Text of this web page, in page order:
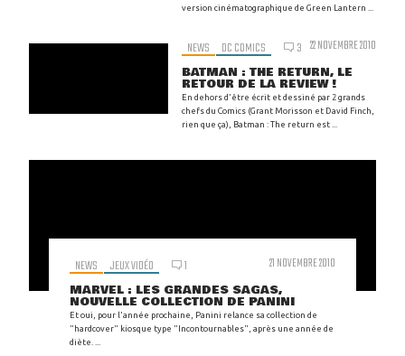
version cinématographique de Green Lantern ...
NEWS DC COMICS 3 22 NOVEMBRE 2010
BATMAN : THE RETURN, LE
RETOUR DE LA REVIEW !
En dehors d'être écrit et dessiné par 2 grands
chefs du Comics (Grant Morisson et David Finch,
rien que ça), Batman : The return est ...
NEWS JEUX VIDÉO 1 21 NOVEMBRE 2010
MARVEL : LES GRANDES SAGAS,
NOUVELLE COLLECTION DE PANINI
Et oui, pour l'année prochaine, Panini relance sa collection de
"hardcover" kiosque type "Incontournables", après une année de
diète. ...